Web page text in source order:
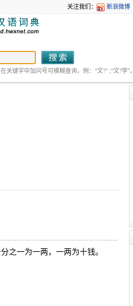
关注我们： 新浪微博
关键字中加问号可模糊查询，例：“文?” ;“文?学”。
之一为一两，一两为十钱。